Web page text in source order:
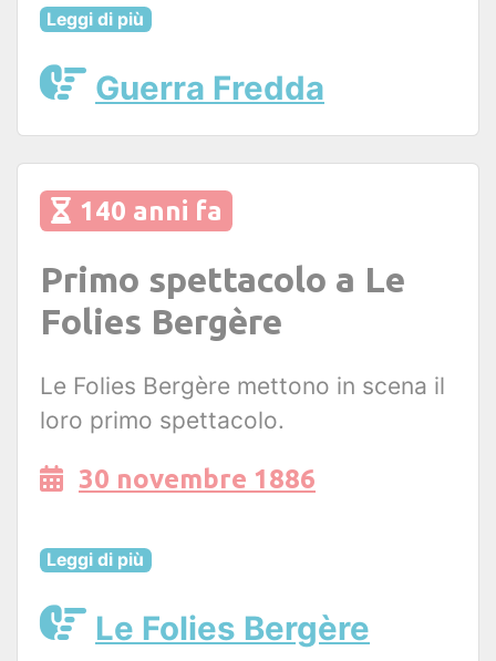
Leggi di più
Guerra Fredda
140 anni fa
Primo spettacolo a Le
Folies Bergère
Le Folies Bergère mettono in scena il
loro primo spettacolo.
30 novembre 1886
Leggi di più
Le Folies Bergère